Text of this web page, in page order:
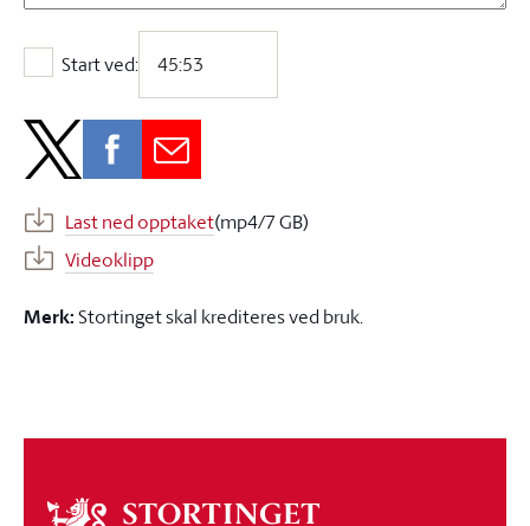
Start ved:
Start ved:
Last ned opptaket(mp4/7 GB)
Videoklipp
Merk:Stortinget skal krediteres ved bruk.
Om